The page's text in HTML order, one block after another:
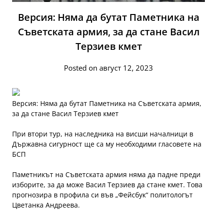
Версия: Няма да бутат Паметника на
Съветската армия, за да стане Васил
Терзиев кмет
Posted on август 12, 2023
Версия: Няма да бутат Паметника на Съветската армия,
за да стане Васил Терзиев кмет
При втори тур, на наследника на висши началници в
Държавна сигурност ще са му необходими гласовете на
БСП
Паметникът на Съветската армия няма да падне преди
изборите, за да може Васил Терзиев да стане кмет. Това
прогнозира в профила си във „Фейсбук“ политологът
Цветанка Андреева.